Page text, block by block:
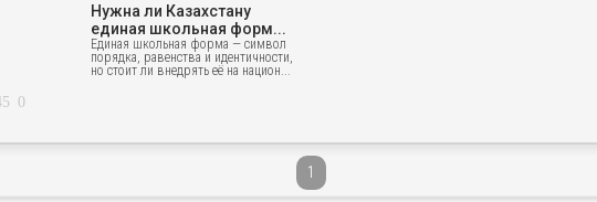
Нужна ли Казахстану
единая школьная форм...
Единая школьная форма — символ
порядка, равенства и идентичности,
но стоит ли внедрять её на национ...
0
1